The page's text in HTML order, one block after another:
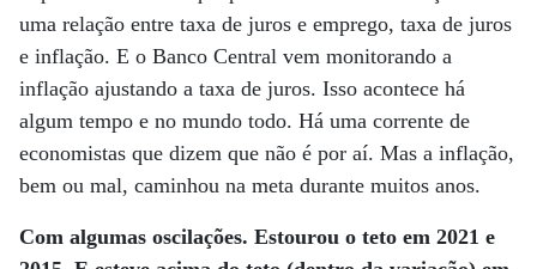
uma relação entre taxa de juros e emprego, taxa de juros
e inflação. E o Banco Central vem monitorando a
inflação ajustando a taxa de juros. Isso acontece há
algum tempo e no mundo todo. Há uma corrente de
economistas que dizem que não é por aí. Mas a inflação,
bem ou mal, caminhou na meta durante muitos anos.
Com algumas oscilações. Estourou o teto em 2021 e